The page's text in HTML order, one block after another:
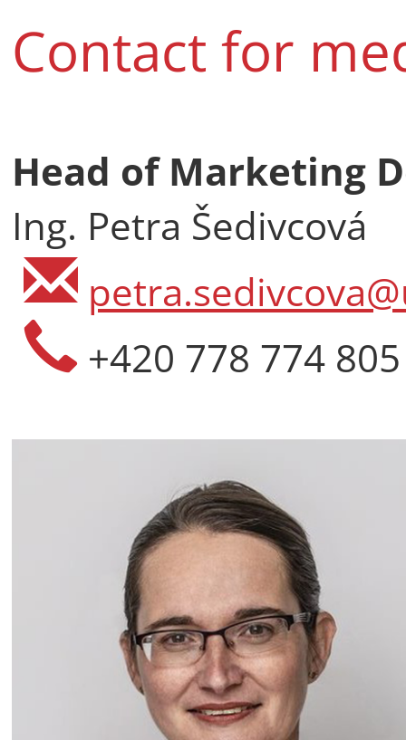
Contact for
Head of Marketing
Ing. Petra Šedivcová
+420 778 774 805